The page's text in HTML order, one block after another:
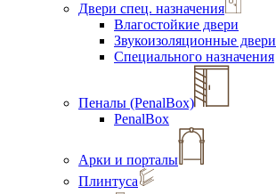
Двери спец. назначения
Влагостойкие двери
Звукоизоляционные двери
Специального назначения
Пеналы (PenalBox)
PenalBox
Арки и порталы
Плинтуса